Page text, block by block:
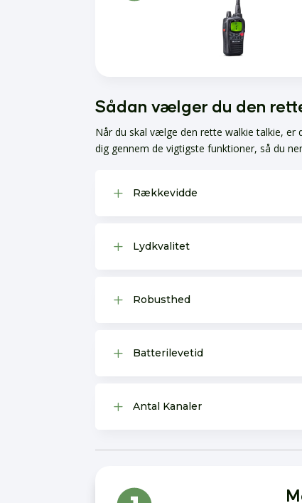
Sådan vælger du den
Når du skal vælge den rette walkie talkie,
dig gennem de vigtigste funktioner, så du
L Rækkevidde
L Lydkvalitet
L Robusthed
L Batterilevetid
L Antal Kanaler